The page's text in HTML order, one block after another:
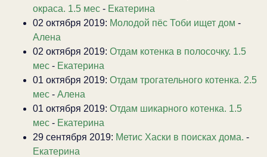
окраса. 1.5 мес - Екатерина
02 октября 2019: Молодой пёс Тоби ищет дом -
Алена
02 октября 2019: Отдам котенка в полосочку. 1.5
мес - Екатерина
01 октября 2019: Отдам трогательного котенка. 2.5
мес - Алена
01 октября 2019: Отдам шикарного котенка. 1.5
мес - Екатерина
29 сентября 2019: Метис Хаски в поисках дома. -
Екатерина